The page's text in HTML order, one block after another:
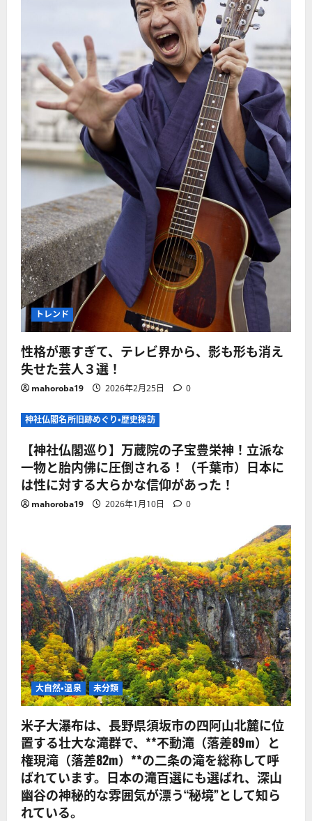
トレンド
性格が悪すぎて、テレビ界から、影も形も消え
失せた芸人３選！
mahoroba19 2026年2月25日 0
神社仏閣名所旧跡めぐり・歴史探訪
【神社仏閣巡り】万蔵院の子宝豊栄神！立派な
一物と胎内佛に圧倒される！（千葉市）日本に
は性に対する大らかな信仰があった！
mahoroba19 2026年1月10日 0
大自然・温泉 未分類
米子大瀑布は、長野県須坂市の四阿山北麓に位
置する壮大な滝群で、**不動滝（落差89m）と
権現滝（落差82m）**の二条の滝を総称して呼
ばれています。日本の滝百選にも選ばれ、深山
幽谷の神秘的な雰囲気が漂う“秘境”として知ら
れている。